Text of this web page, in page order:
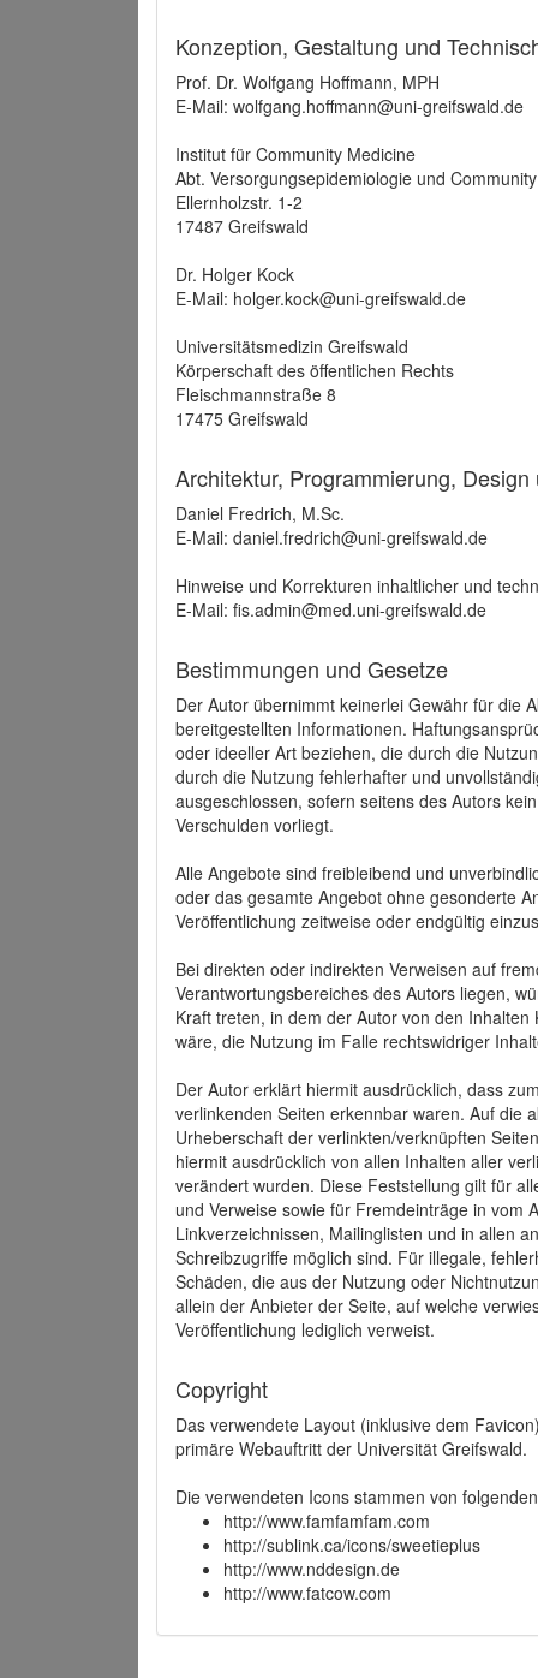
Konzeption, Gestaltung und
Prof. Dr. Wolfgang Hoffmann, MPH
E-Mail: wolfgang.hoffmann@uni-greifswald.de
Institut für Community Medicine
Abt. Versorgungsepidemiologie und
Ellernholzstr. 1-2
17487 Greifswald
Dr. Holger Kock
E-Mail: holger.kock@uni-greifswald.de
Universitätsmedizin Greifswald
Körperschaft des öffentlichen Rechts
Fleischmannstraße 8
17475 Greifswald
Architektur, Programmierung,
Daniel Fredrich, M.Sc.
E-Mail: daniel.fredrich@uni-greifswald.de
Hinweise und Korrekturen inhaltlicher und
E-Mail: fis.admin@med.uni-greifswald.de
Bestimmungen und Gesetze
Der Autor übernimmt keinerlei Gewähr für die
bereitgestellten Informationen.
oder ideeller Art beziehen, die durch die
durch die Nutzung fehlerhafter und
ausgeschlossen, sofern seitens des Autors
Verschulden vorliegt.
Alle Angebote sind freibleibend und
oder das gesamte Angebot ohne gesonderte
Veröffentlichung zeitweise oder endgültig
Bei direkten oder indirekten Verweisen auf
Verantwortungsbereiches des Autors liegen,
Kraft treten, in dem der Autor von den
wäre, die Nutzung im Falle rechtswidriger
Der Autor erklärt hiermit ausdrücklich, dass
verlinkenden Seiten erkennbar waren. Auf die
Urheberschaft der verlinkten/verknüpften
hiermit ausdrücklich von allen Inhalten aller
verändert wurden. Diese Feststellung gilt für
und Verweise sowie für Fremdeinträge in vom
Linkverzeichnissen, Mailinglisten und in allen
Schreibzugriffe möglich sind. Für illegale,
Schäden, die aus der Nutzung oder
allein der Anbieter der Seite, auf welche
Veröffentlichung lediglich verweist.
Copyright
Das verwendete Layout (inklusive dem
primäre Webauftritt der Universität Greifswald.
Die verwendeten Icons stammen von
http://www.famfamfam.com
http://sublink.ca/icons/sweetieplus
http://www.nddesign.de
http://www.fatcow.com